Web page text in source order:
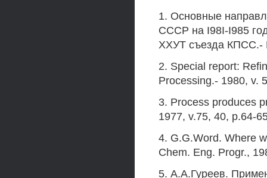
1. Основные
СССР на I98I-I985
ХХУТ съезда КПСС.-
2. Special report:
Processing.- 1980, v.
3. Process produces
1977, v.75, 40, p.64-
4. G.G.Word. Where
Chem. Eng. Progr.,
5. А.А.Гуреев.